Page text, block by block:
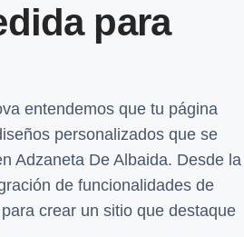
para
entendemos que tu página
personalizados que se
Adzaneta De Albaida. Desde la
de funcionalidades de
crear un sitio que destaque